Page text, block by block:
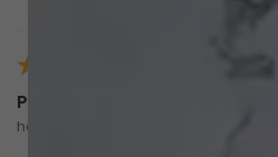
Paula Santos
há 7 meses